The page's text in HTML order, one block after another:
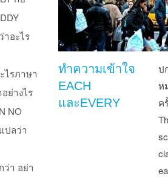
ทำความเข้าใจ
EACH
และEVERY
ป
ห
ค
อะไร
ไรภาษา
ย่างไร
NO
ปลว่า
ว่า อย่า